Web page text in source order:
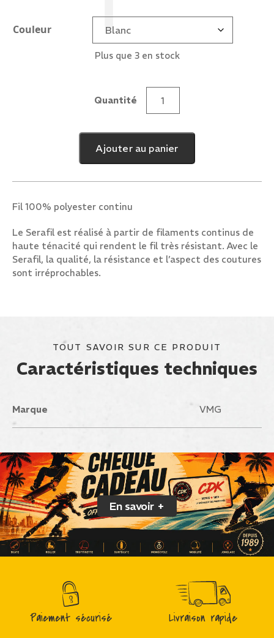
Couleur
Plus que 3 en stock
Quantitéquantité
Fil
à
coudre
600
Ajouter au panier
Fil 100% polyester continu
Le Serafil est réalisé à partir de filaments continus de
haute ténacité qui rendent le fil très résistant. Avec le
Serafil, la qualité, la résistance et l’aspect des coutures
sont irréprochables.
TOUT SAVOIR SUR CE PRODUIT
Caractéristiques techniques
Marque VMG
En savoir +
Paiement sécurisé Livraison rapide